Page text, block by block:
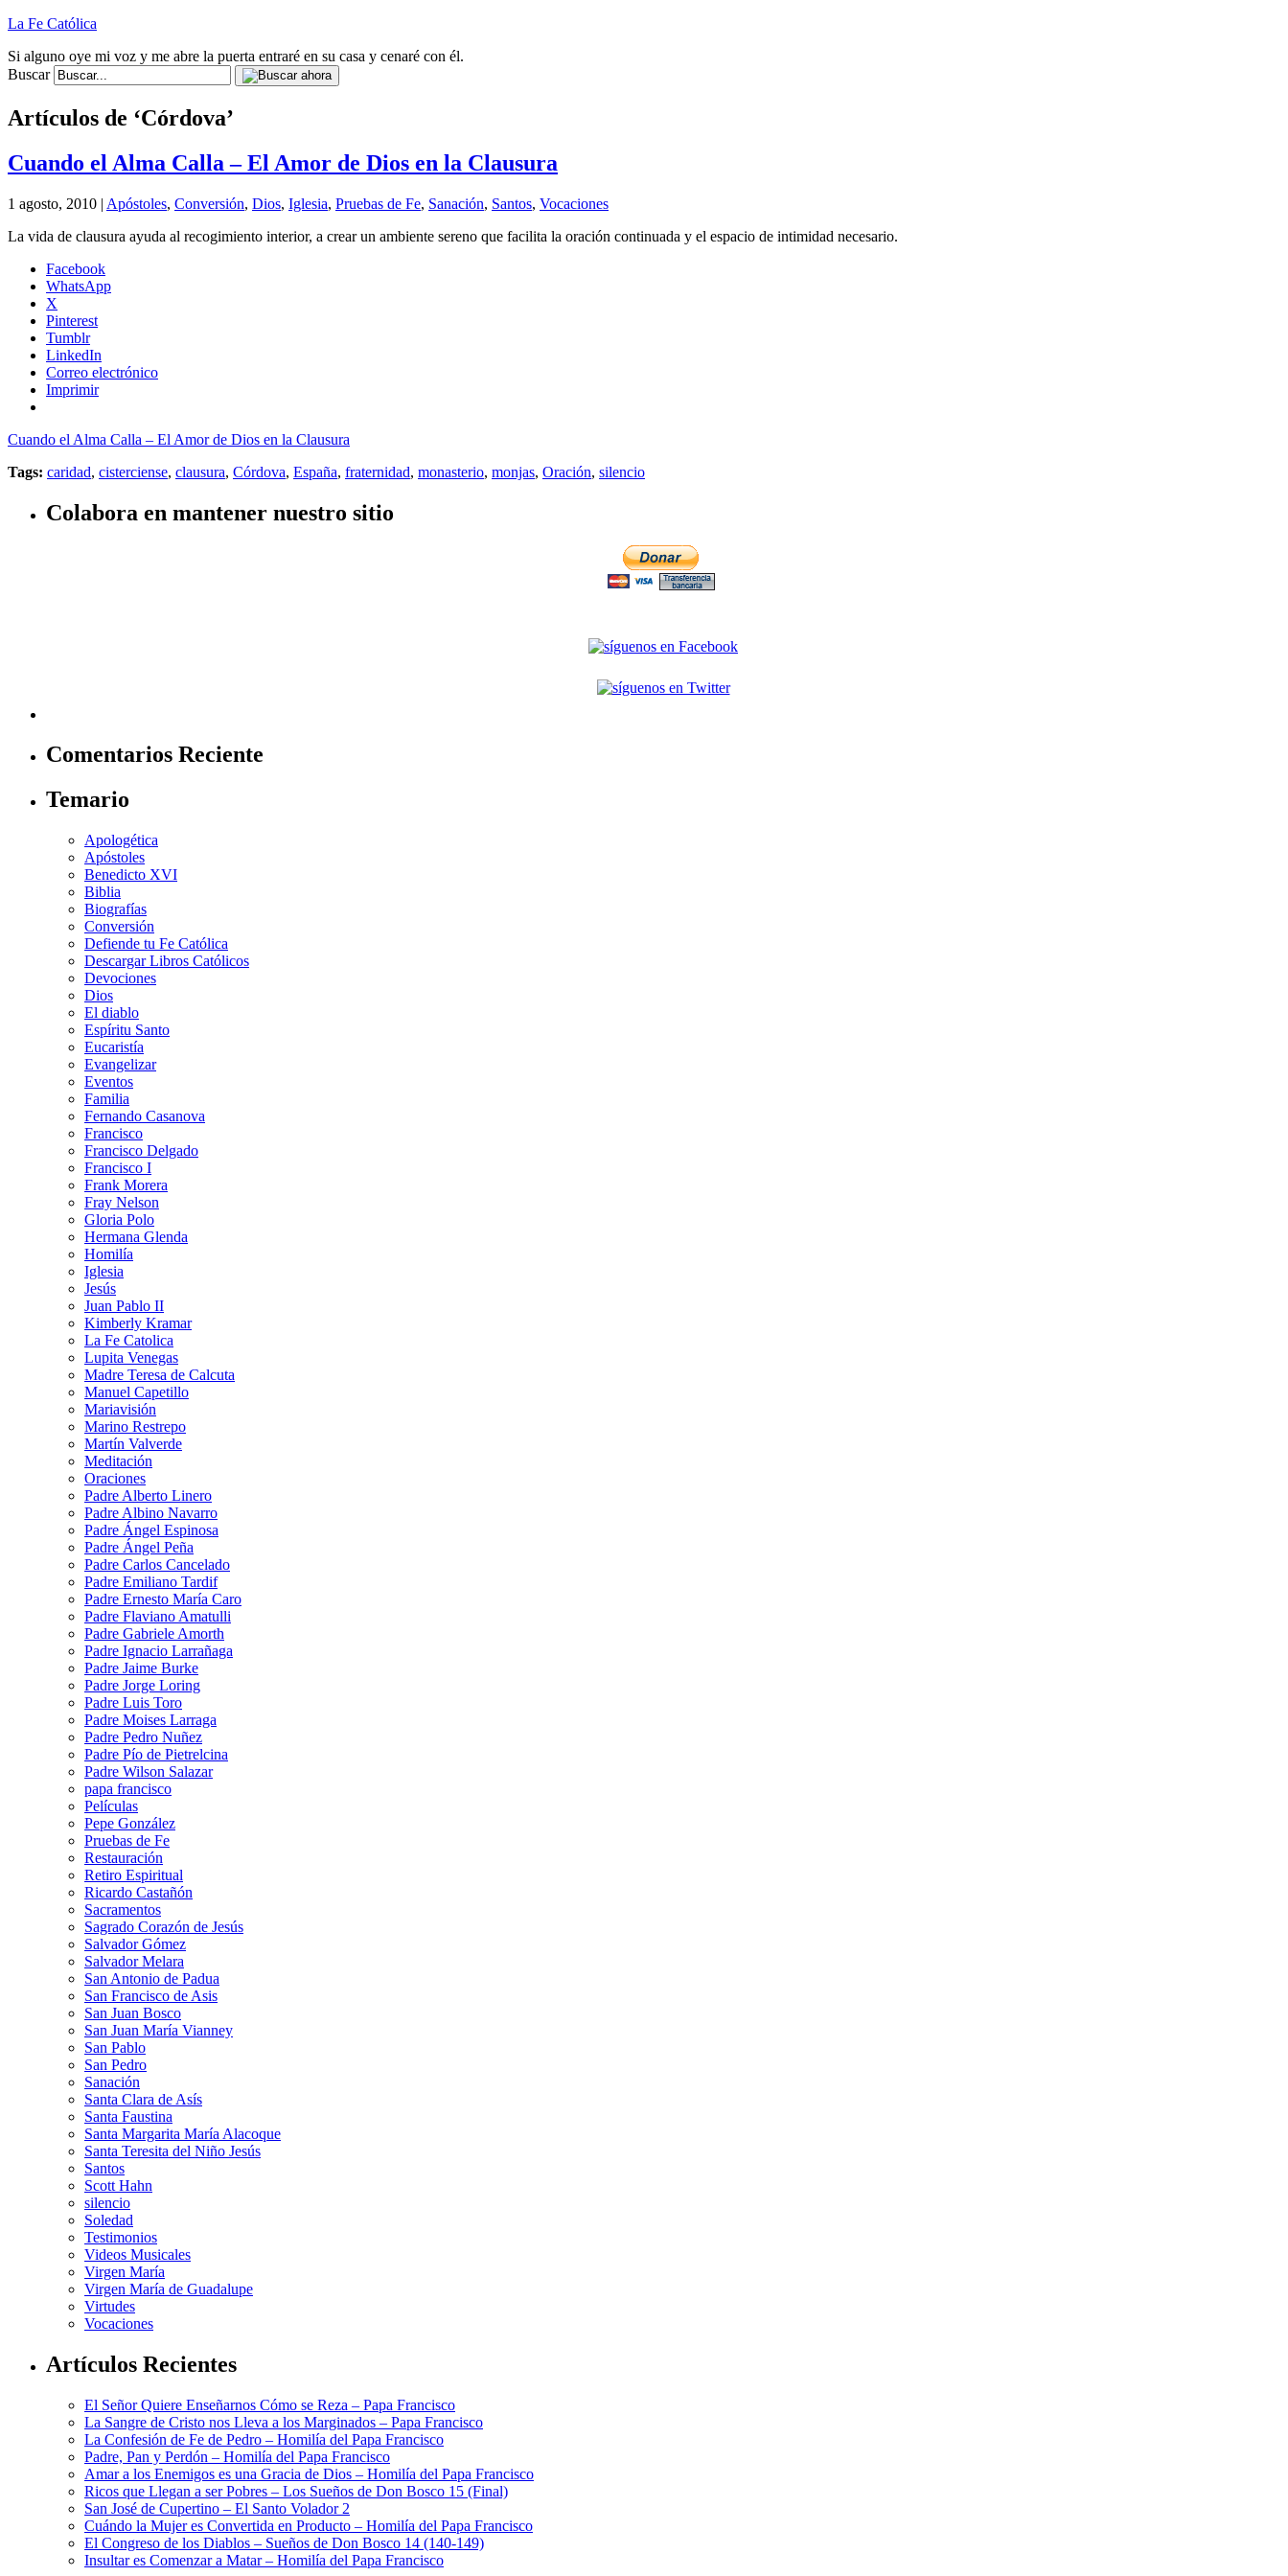
La Fe Católica
Si alguno oye mi voz y me abre la puerta entraré en su casa y cenaré con él.
Buscar
Artículos de ‘Córdova’
Cuando el Alma Calla – El Amor de Dios en la Clausura
1 agosto, 2010 | Apóstoles, Conversión, Dios, Iglesia, Pruebas de Fe, Sanación, Santos, Vocaciones
La vida de clausura ayuda al recogimiento interior, a crear un ambiente sereno que facilita la oración continuada y el espacio de intimidad necesario.
Facebook
WhatsApp
X
Pinterest
Tumblr
LinkedIn
Correo electrónico
Imprimir
Cuando el Alma Calla – El Amor de Dios en la Clausura
Tags: caridad, cisterciense, clausura, Córdova, España, fraternidad, monasterio, monjas, Oración, silencio
Colabora en mantener nuestro sitio
Comentarios Reciente
Temario
Apologética
Apóstoles
Benedicto XVI
Biblia
Biografías
Conversión
Defiende tu Fe Católica
Descargar Libros Católicos
Devociones
Dios
El diablo
Espíritu Santo
Eucaristía
Evangelizar
Eventos
Familia
Fernando Casanova
Francisco
Francisco Delgado
Francisco I
Frank Morera
Fray Nelson
Gloria Polo
Hermana Glenda
Homilía
Iglesia
Jesús
Juan Pablo II
Kimberly Kramar
La Fe Catolica
Lupita Venegas
Madre Teresa de Calcuta
Manuel Capetillo
Mariavisión
Marino Restrepo
Martín Valverde
Meditación
Oraciones
Padre Alberto Linero
Padre Albino Navarro
Padre Ángel Espinosa
Padre Ángel Peña
Padre Carlos Cancelado
Padre Emiliano Tardif
Padre Ernesto María Caro
Padre Flaviano Amatulli
Padre Gabriele Amorth
Padre Ignacio Larrañaga
Padre Jaime Burke
Padre Jorge Loring
Padre Luis Toro
Padre Moises Larraga
Padre Pedro Nuñez
Padre Pío de Pietrelcina
Padre Wilson Salazar
papa francisco
Películas
Pepe González
Pruebas de Fe
Restauración
Retiro Espiritual
Ricardo Castañón
Sacramentos
Sagrado Corazón de Jesús
Salvador Gómez
Salvador Melara
San Antonio de Padua
San Francisco de Asis
San Juan Bosco
San Juan María Vianney
San Pablo
San Pedro
Sanación
Santa Clara de Asís
Santa Faustina
Santa Margarita María Alacoque
Santa Teresita del Niño Jesús
Santos
Scott Hahn
silencio
Soledad
Testimonios
Videos Musicales
Virgen María
Virgen María de Guadalupe
Virtudes
Vocaciones
Artículos Recientes
El Señor Quiere Enseñarnos Cómo se Reza – Papa Francisco
La Sangre de Cristo nos Lleva a los Marginados – Papa Francisco
La Confesión de Fe de Pedro – Homilía del Papa Francisco
Padre, Pan y Perdón – Homilía del Papa Francisco
Amar a los Enemigos es una Gracia de Dios – Homilía del Papa Francisco
Ricos que Llegan a ser Pobres – Los Sueños de Don Bosco 15 (Final)
San José de Cupertino – El Santo Volador 2
Cuándo la Mujer es Convertida en Producto – Homilía del Papa Francisco
El Congreso de los Diablos – Sueños de Don Bosco 14 (140-149)
Insultar es Comenzar a Matar – Homilía del Papa Francisco